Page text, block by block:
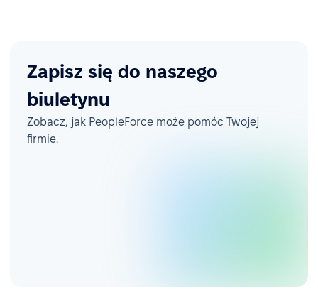
Zapisz się do naszego
biuletynu
Zobacz, jak PeopleForce może pomóc Twojej
firmie.